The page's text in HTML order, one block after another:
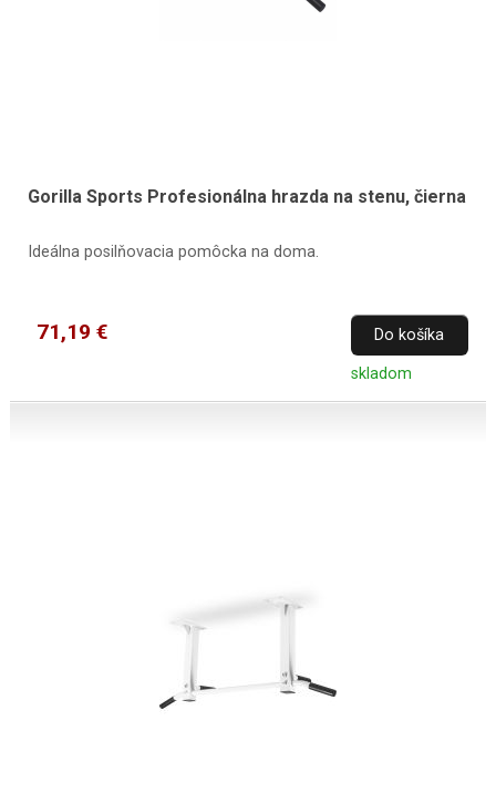
Gorilla Sports Profesionálna hrazda na stenu, čierna
Ideálna posilňovacia pomôcka na doma.
71,19 € Do košíka
skladom